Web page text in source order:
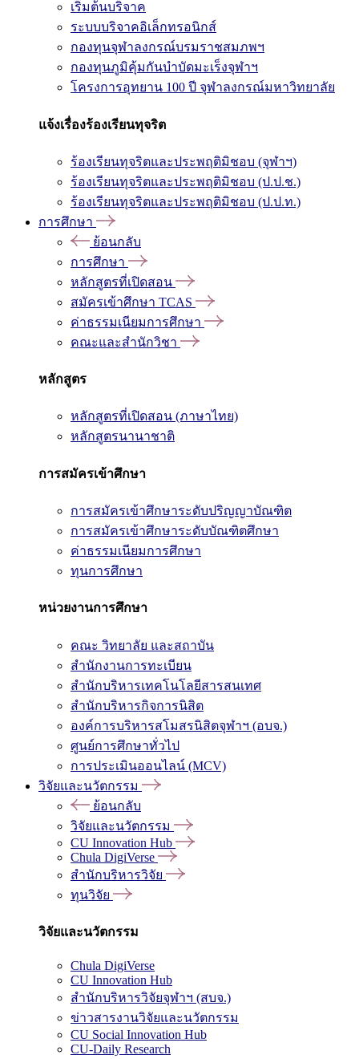
เริ่มต้นบริจาค
ระบบบริจาคอิเล็กทรอนิกส์
กองทุนจุฬาลงกรณ์บรมราชสมภพฯ
กองทุนภูมิคุ้มกันบำบัดมะเร็งจุฬาฯ
โครงการอุทยาน 100 ปี จุฬาลงกรณ์มหาวิทยาลัย
แจ้งเรื่องร้องเรียนทุจริต
ร้องเรียนทุจริตและประพฤติมิชอบ (จุฬาฯ)
ร้องเรียนทุจริตและประพฤติมิชอบ (ป.ป.ช.)
ร้องเรียนทุจริตและประพฤติมิชอบ (ป.ป.ท.)
การศึกษา
ย้อนกลับ
การศึกษา
หลักสูตรที่เปิดสอน
สมัครเข้าศึกษา TCAS
ค่าธรรมเนียมการศึกษา
คณะและสำนักวิชา
หลักสูตร
หลักสูตรที่เปิดสอน (ภาษาไทย)
หลักสูตรนานาชาติ
การสมัครเข้าศึกษา
การสมัครเข้าศึกษาระดับปริญญาบัณฑิต
การสมัครเข้าศึกษาระดับบัณฑิตศึกษา
ค่าธรรมเนียมการศึกษา
ทุนการศึกษา
หน่วยงานการศึกษา
คณะ วิทยาลัย และสถาบัน
สำนักงานการทะเบียน
สำนักบริหารเทคโนโลยีสารสนเทศ
สำนักบริหารกิจการนิสิต
องค์การบริหารสโมสรนิสิตจุฬาฯ (อบจ.)
ศูนย์การศึกษาทั่วไป
การประเมินออนไลน์ (MCV)
วิจัยและนวัตกรรม
ย้อนกลับ
วิจัยและนวัตกรรม
CU Innovation Hub
Chula DigiVerse
สำนักบริหารวิจัย
ทุนวิจัย
วิจัยและนวัตกรรม
Chula DigiVerse
CU Innovation Hub
สำนักบริหารวิจัยจุฬาฯ (สบจ.)
ข่าวสารงานวิจัยและนวัตกรรม
CU Social Innovation Hub
CU-Daily Research